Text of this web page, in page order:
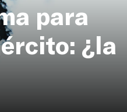
para
¿la